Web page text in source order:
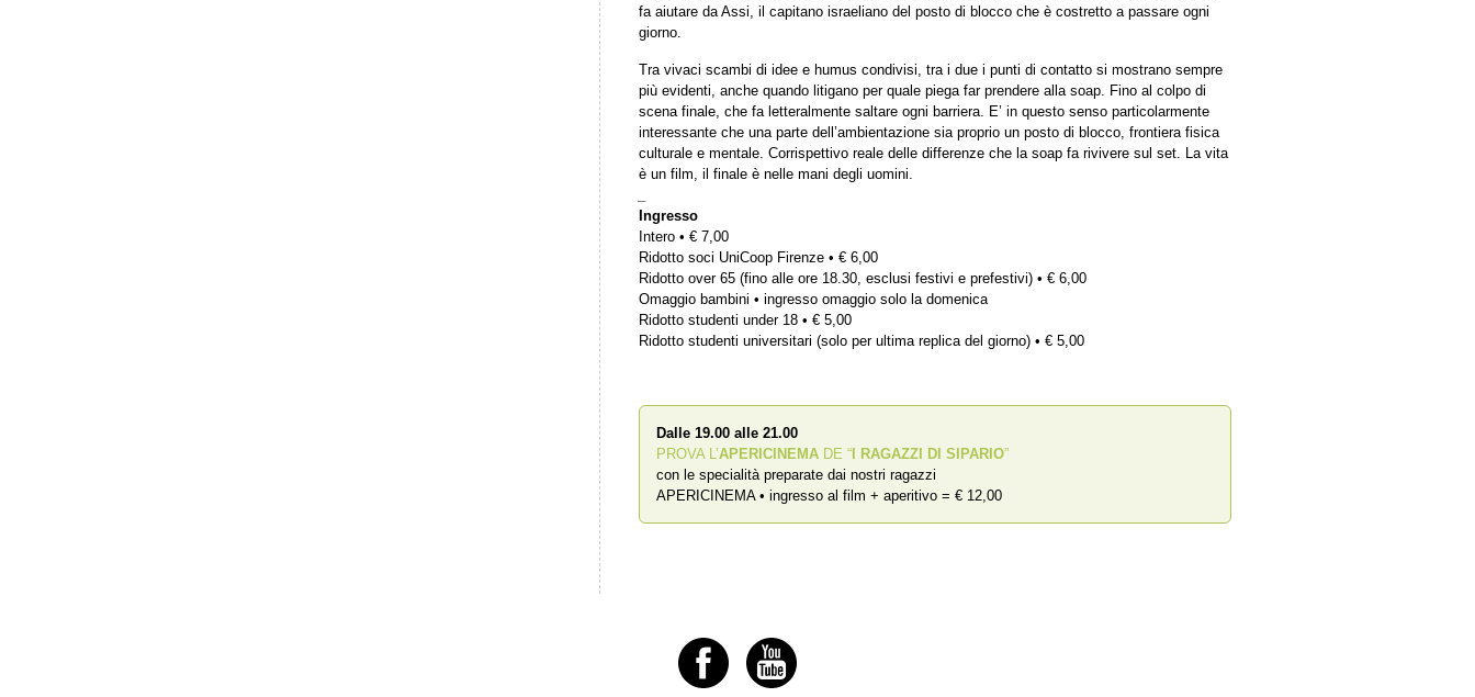
fa aiutare da Assi, il capitano israeliano del posto di blocco che è costretto a passare ogni
giorno.
Tra vivaci scambi di idee e humus condivisi, tra i due i punti di contatto si mostrano sempre
più evidenti, anche quando litigano per quale piega far prendere alla soap. Fino al colpo di
scena finale, che fa letteralmente saltare ogni barriera. E’ in questo senso particolarmente
interessante che una parte dell’ambientazione sia proprio un posto di blocco, frontiera fisica
culturale e mentale. Corrispettivo reale delle differenze che la soap fa rivivere sul set. La vita
è un film, il finale è nelle mani degli uomini.
Ingresso
Intero • € 7,00
Ridotto soci UniCoop Firenze • € 6,00
Ridotto over 65 (fino alle ore 18.30, esclusi festivi e prefestivi) • € 6,00
Omaggio bambini • ingresso omaggio solo la domenica
Ridotto studenti under 18 • € 5,00
Ridotto studenti universitari (solo per ultima replica del giorno) • € 5,00
Dalle 19.00 alle 21.00
PROVA L’APERICINEMA DE “ I RAGAZZI DI SIPARIO”
con le specialità preparate dai nostri ragazzi
APERICINEMA • ingresso al film + aperitivo = € 12,00